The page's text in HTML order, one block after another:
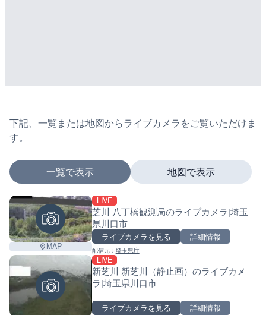
下記、一覧または地図からライブカメラをご覧いただけま
す。
一覧で表示
MAP
LIVE
芝川 八丁橋観測局のライブカメラ|埼玉
県川口市
ライブカメラを見る 詳細情報
配信元： 埼玉県庁
LIVE
新芝川 新芝川（静止画）のライブカメ
ラ|埼玉県川口市
ライブカメラを見る 詳細情報
地図で表示
+
−
マーカーをタップするとライブカメラの詳細が表示さ